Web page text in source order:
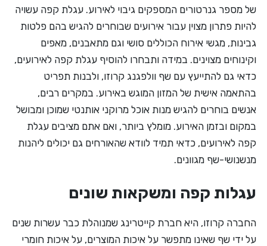
של מספר גנרטורים המספקים גיבוי לאירוע. עגלת קפה עשויה
להיות פתרון מצוין עבור אירועים שבוחרים להגיש בהם פלטות
גבינות, מגשי אירוח הכוללים סושי וגם מתאבנים, מאפים
וקינוחים מצוינים. במידה ותבחרו להוסיף עגלת קפה לאירועים,
כדאי גם להתייעץ עם שף וולפגנג קרוזו, ולבנות תפריט
בהתאמה אישית של המזון המוגש באירוע. במקרים רבים,
אנשים בוחרים להגיש מנות אוכל מרוקני אותנטי שמוכן ומבושל
במקום ובזמן האירוע. מומלץ ביותר, ואם אתם מציבים עגלת
קפה לאירועים, כדאי תמיד לוודא שהאורחים גם יכולים ליהנות
מנשנושי-שף מגוונים.
עגלות קפה ומשקאות שונים
החברה קרוזו, היא חברת קייטרינג שמנוהלת כבר עשרות שנים
על ידי שף שאינו מתפשר על איכות המוצרים, על איכות חומרי